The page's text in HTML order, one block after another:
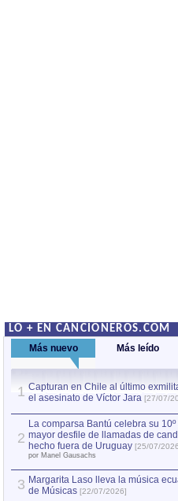
LO + EN CANCIONEROS.COM
Más nuevo Más leído
1 Capturan en Chile al último
el asesinato de Víctor Jara [27/07/
2
La comparsa Bantú celebra su
mayor desfile de llamadas de
hecho fuera de Uruguay [25/07/
por Manel Gausachs
3 Margarita Laso lleva la música
de Músicas [22/07/2026]